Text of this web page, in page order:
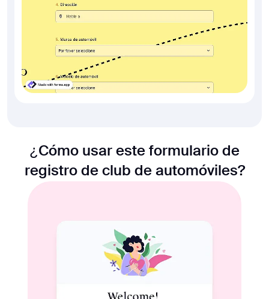
¿Cómo usar este formulario de
registro de club de automóviles?